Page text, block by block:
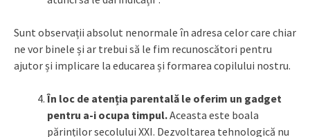
Sunt observații absolut nenormale în adresa celor care chiar
ne vor binele și ar trebui să le fim recunoscători pentru
ajutor și implicare la educarea și formarea copilului nostru.
În loc de atenția parentală le oferim un gadget
pentru a-i ocupa timpul.Aceasta este boala
părinților secolului XXI. Dezvoltarea tehnologică nu